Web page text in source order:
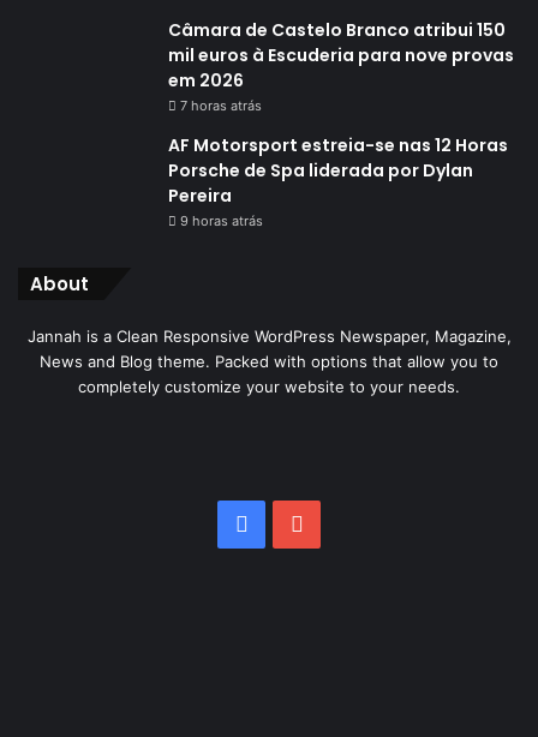
Câmara de Castelo Branco atribui 150
mil euros à Escuderia para nove provas
em 2026
7 horas atrás
AF Motorsport estreia-se nas 12 Horas
Porsche de Spa liderada por Dylan
Pereira
9 horas atrás
About
Jannah is a Clean Responsive WordPress Newspaper, Magazine,
News and Blog theme. Packed with options that allow you to
completely customize your website to your needs.
Facebook